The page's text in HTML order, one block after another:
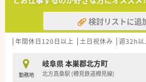
■OTC薬販売の際に処方箋を持ってきて
薬剤師さん自身が調剤業務により専念
■勤務時間・給与を3/4にし、
正社員として勤務できる「スリークオ
子育てをしている方も多数活躍中！
＼ こんな会社です ／
検討リストに追
年間休日120日以上 土日祝休み 週32h以
勤務地
岐阜県 本巣郡北方町
北方真桑駅 (樽見鉄道樽見線)